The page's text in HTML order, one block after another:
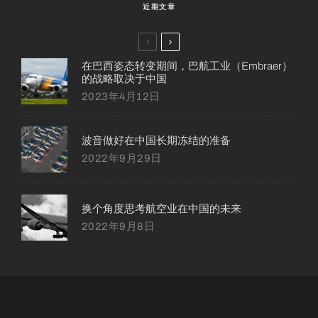
近期文章
在巴西姿态转变期间，巴航工业（Embraer）
的战略取决于中国
2023年4月12日
波音做好在中国长期冻结的准备
2022年9月29日
换个角度思考航空业在中国的未来
2022年9月8日